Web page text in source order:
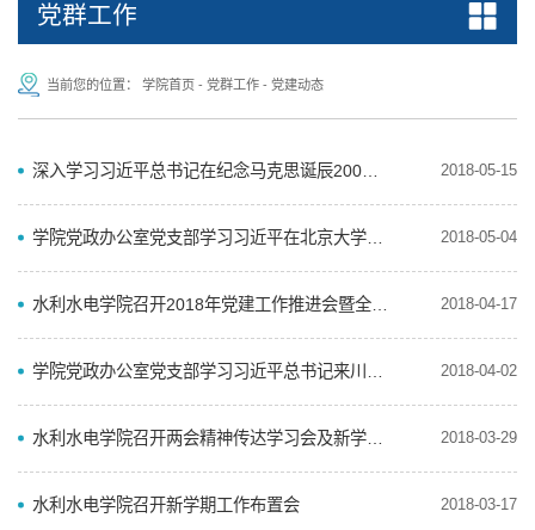
党群工作
当前您的位置： 学院首页 - 党群工作 - 党建动态
2018-05-15
2018-05-04
2018-04-17
2018-04-02
2018-03-29
水利水电学院召开新学期工作布置会 2018-03-17